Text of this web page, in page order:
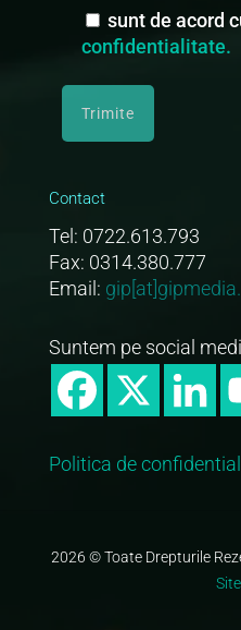
sunt de acord
confidentialitate.
Contact
Tel: 0722.613.793
Fax: 0314.380.777
Email:
Suntem pe social
Politica de
2026 © Toate Drepturile